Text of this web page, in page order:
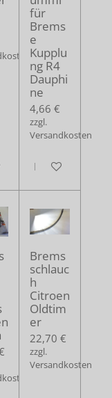
Warenkorb
für
Brems
e
Kupplu
ng R4
Dauphi
ne
4,66 €
zzgl.
Versandkosten
In den
Brems
schlauc
h
Citroen
Oldtim
er
22,70 €
zzgl.
Versandkosten